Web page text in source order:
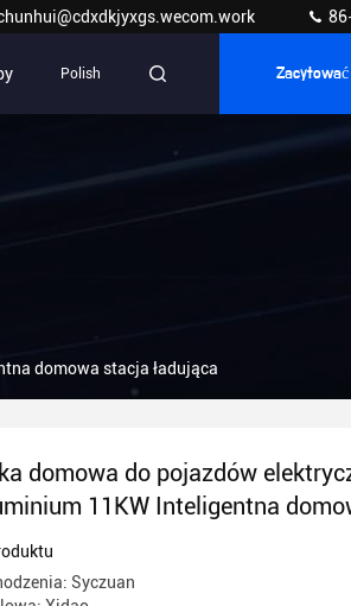
Polish Zacytować
domowa stacja ładująca
domowa do pojazdów
11KW Inteligentna
Syczuan